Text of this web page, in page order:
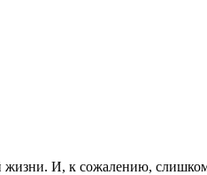
жизни. И, к сожалению,